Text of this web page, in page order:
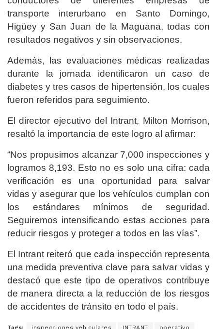
transporte interurbano en Santo Domingo,
Higüey y San Juan de la Maguana, todas con
resultados negativos y sin observaciones.
Además, las evaluaciones médicas realizadas
durante la jornada identificaron un caso de
diabetes y tres casos de hipertensión, los cuales
fueron referidos para seguimiento.
El director ejecutivo del Intrant, Milton Morrison,
resaltó la importancia de este logro al afirmar:
“Nos propusimos alcanzar 7,000 inspecciones y
logramos 8,193. Esto no es solo una cifra: cada
verificación es una oportunidad para salvar
vidas y asegurar que los vehículos cumplan con
los estándares mínimos de seguridad.
Seguiremos intensificando estas acciones para
reducir riesgos y proteger a todos en las vías”.
El Intrant reiteró que cada inspección representa
una medida preventiva clave para salvar vidas y
destacó que este tipo de operativos contribuye
de manera directa a la reducción de los riesgos
de accidentes de tránsito en todo el país.
Tags: inspecciones vehiculares INTRANT operativo